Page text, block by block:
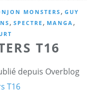
MONSTERS, GUY
, SPECTRE , MANGA ,
T16
depuis Overblog